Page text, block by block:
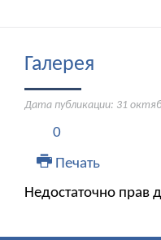
Галерея
Дата публикации: 31
0
Печать
Недостаточно прав